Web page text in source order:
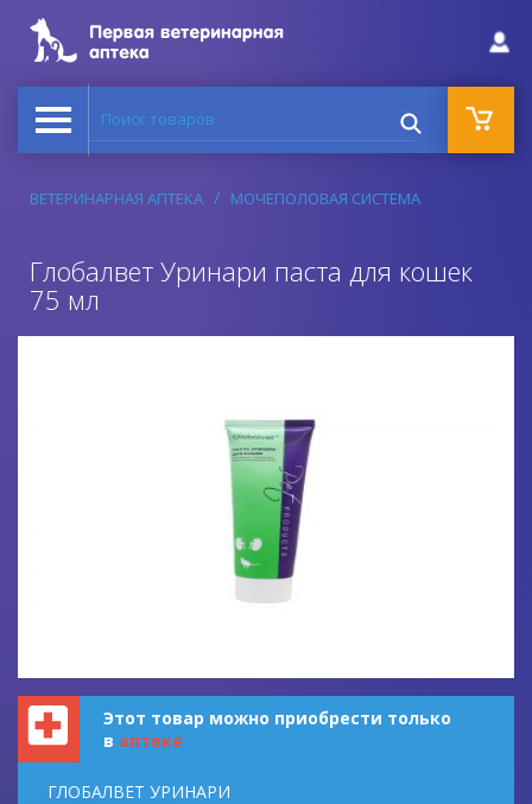
Поиск товаров
ВЕТЕРИНАРНАЯ АПТЕКА МОЧЕПОЛОВАЯ СИСТЕМА
Глобалвет Уринари паста для кошек
75 мл
Этот товар можно приобрести только
в аптеке
ГЛОБАЛВЕТ УРИНАРИ